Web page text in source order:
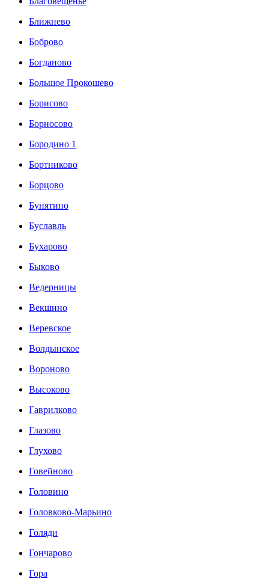
Ближнево
Боброво
Богданово
Большое Прокошево
Борисово
Борносово
Бородино 1
Бортниково
Борцово
Бунятино
Буславль
Бухарово
Быково
Ведерницы
Векшино
Веревское
Волдынское
Вороново
Высоково
Гаврилково
Глазово
Глухово
Говейново
Головино
Головково-Марьино
Голяди
Гончарово
Гора